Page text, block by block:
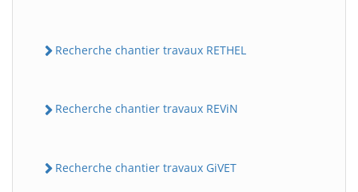
Recherche chantier travaux RETHEL
Recherche chantier travaux REViN
Recherche chantier travaux GiVET